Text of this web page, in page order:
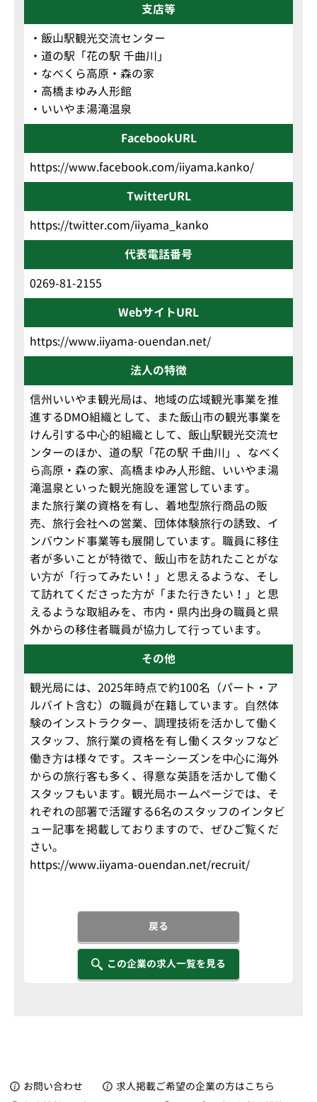
支店等
・飯山駅観光交流センター
・道の駅「花の駅 千曲川」
・なべくら高原・森の家
・高橋まゆみ人形館
・いいやま湯滝温泉
FacebookURL
https://www.facebook.com/iiyama.kanko/
TwitterURL
https://twitter.com/iiyama_kanko
代表電話番号
0269-81-2155
WebサイトURL
https://www.iiyama-ouendan.net/
法人の特徴
信州いいやま観光局は、地域の広域観光事業を推
進するDMO組織として、また飯⼭市の観光事業を
けん引する中⼼的組織として、飯⼭駅観光交流セ
ンターのほか、道の駅「花の駅 千曲川」、なべく
ら⾼原・森の家、⾼橋まゆみ⼈形館、いいやま湯
滝温泉といった観光施設を運営しています。
また旅⾏業の資格を有し、着地型旅⾏商品の販
売、旅⾏会社への営業、団体体験旅⾏の誘致、イ
ンバウンド事業等も展開しています。職員に移住
者が多いことが特徴で、飯⼭市を訪れたことがな
い⽅が「⾏ってみたい！」と思えるような、そし
て訪れてくださった⽅が「また⾏きたい！」と思
えるような取組みを、市内・県内出⾝の職員と県
外からの移住者職員が協⼒して⾏っています。
その他
観光局には、2025年時点で約100名（パート・ア
ルバイト含む）の職員が在籍しています。⾃然体
験のインストラクター、調理技術を活かして働く
スタッフ、旅⾏業の資格を有し働くスタッフなど
働き⽅は様々です。スキーシーズンを中⼼に海外
からの旅⾏客も多く、得意な英語を活かして働く
スタッフもいます。観光局ホームページでは、そ
れぞれの部署で活躍する6名のスタッフのインタビ
ュー記事を掲載しておりますので、ぜひご覧くだ
さい。
https://www.iiyama-ouendan.net/recruit/
戻る
この企業の求人一覧を見る
お問い合わせ
求人掲載ご希望の企業の方はこちら